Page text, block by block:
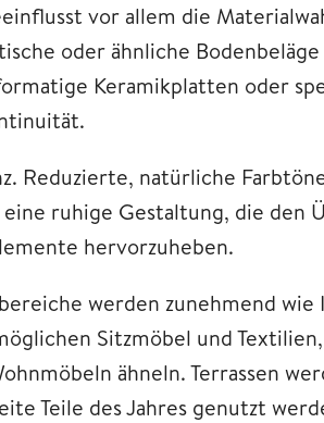
vor allem die
oder ähnliche
Keramikplatten oder
Reduzierte, natürliche
ruhige Gestaltung, die den
hervorzuheben.
werden zunehmend wie
Sitzmöbel und
ähneln. Terrassen
Teile des Jahres genutzt